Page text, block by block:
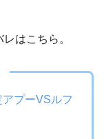
はこちら。
プーVSルフ